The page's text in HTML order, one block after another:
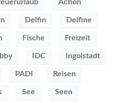
Action
Delfin Delfine
Fische Freizeit
IDC Ingolstadt
PADI Reisen
See Seen